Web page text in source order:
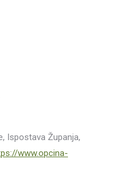
Ispostava Županja,
www.opcina-